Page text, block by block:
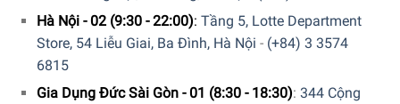
website. Nhân viên tổng đài của Gia dụng Đức Sài Gòn sẽ
gọi lại để xác nhận đơn hàng với quý khách.
GIA DỤNG ĐỨC SÀI GÒN CAM KẾT:
Giao hàng nhanh chóng toàn quốc.
Hà Nội - 02 (9:30 - 22:00): Tầng 5, Lotte Department
Store, 54 Liễu Giai, Ba Đình, Hà Nội - (+84) 3 3574
6815
Gia Dụng Đức Sài Gòn - 01 (8:30 - 18:30): 344 Cộng